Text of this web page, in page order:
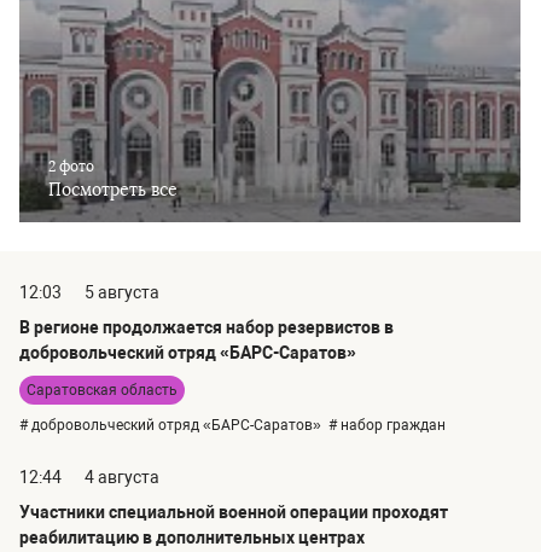
2 фото
Посмотреть все
12:03
5 августа
В регионе продолжается набор резервистов в
добровольческий отряд «БАРС-Саратов»
Саратовская область
# добровольческий отряд «БАРС-Саратов» # набор граждан
12:44
4 августа
Участники специальной военной операции проходят
реабилитацию в дополнительных центрах